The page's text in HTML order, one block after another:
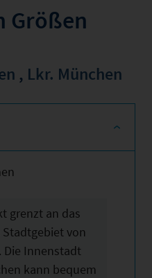
Größen
, Lkr. München
grenzt an das
von
Die Innenstadt
kann bequem